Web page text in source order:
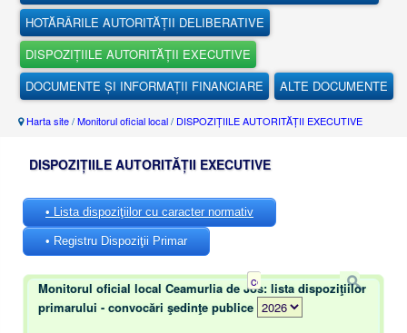
HOTĂRÂRILE AUTORITĂȚII DELIBERATIVE
DISPOZIȚIILE AUTORITĂȚII EXECUTIVE
DOCUMENTE ȘI INFORMAȚII FINANCIARE
ALTE DOCUMENTE
Harta site/Monitorul oficial local/ DISPOZIȚIILE AUTORITĂȚII EXECUTIVE
DISPOZIȚIILE AUTORITĂȚII EXECUTIVE
• Lista dispoziţiilor cu caracter normativ
• Registru Dispoziţii Primar
Monitorul oficial local Ceamurlia de Jos: lista dispoziţiilor
primarului - convocări şedinţe publice